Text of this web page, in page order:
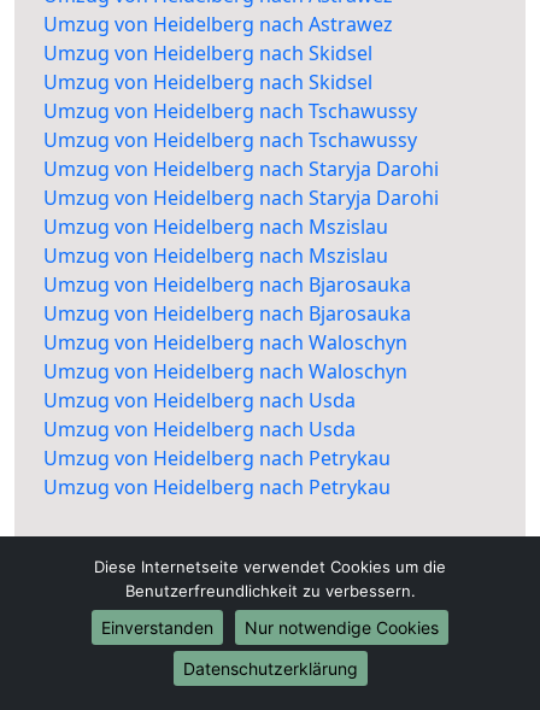
Umzug von Heidelberg nach Astrawez
Umzug von Heidelberg nach Skidsel
Umzug von Heidelberg nach Skidsel
Umzug von Heidelberg nach Tschawussy
Umzug von Heidelberg nach Tschawussy
Umzug von Heidelberg nach Staryja Darohi
Umzug von Heidelberg nach Staryja Darohi
Umzug von Heidelberg nach Mszislau
Umzug von Heidelberg nach Mszislau
Umzug von Heidelberg nach Bjarosauka
Umzug von Heidelberg nach Bjarosauka
Umzug von Heidelberg nach Waloschyn
Umzug von Heidelberg nach Waloschyn
Umzug von Heidelberg nach Usda
Umzug von Heidelberg nach Usda
Umzug von Heidelberg nach Petrykau
Umzug von Heidelberg nach Petrykau
Diese Internetseite verwendet Cookies um die
Benutzerfreundlichkeit zu verbessern.
Einverstanden
Nur notwendige Cookies
Datenschutzerklärung